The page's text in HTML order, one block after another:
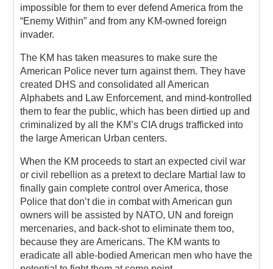
impossible for them to ever defend America from the
“Enemy Within” and from any KM-owned foreign
invader.
The KM has taken measures to make sure the
American Police never turn against them. They have
created DHS and consolidated all American
Alphabets and Law Enforcement, and mind-kontrolled
them to fear the public, which has been dirtied up and
criminalized by all the KM’s CIA drugs trafficked into
the large American Urban centers.
When the KM proceeds to start an expected civil war
or civil rebellion as a pretext to declare Martial law to
finally gain complete control over America, those
Police that don’t die in combat with American gun
owners will be assisted by NATO, UN and foreign
mercenaries, and back-shot to eliminate them too,
because they are Americans. The KM wants to
eradicate all able-bodied American men who have the